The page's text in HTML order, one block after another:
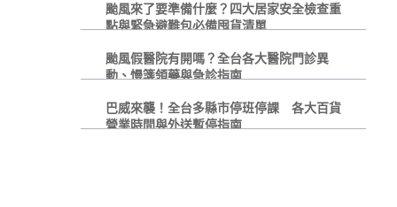
颱風來了要準備什麼？四大居家安全檢查重
點與緊急避難包必備囤貨清單
颱風假醫院有開嗎？全台各大醫院門診異
動、慢箋領藥與急診指南
巴威來襲！全台多縣市停班停課 各大百貨
營業時間與外送暫停指南